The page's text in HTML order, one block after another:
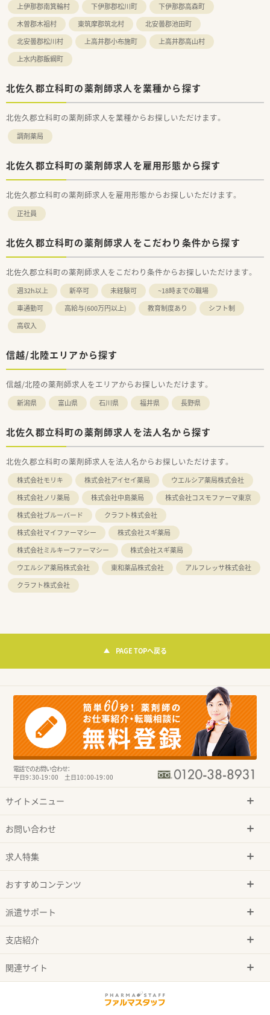
上伊那郡南箕輪村
下伊那郡松川町
下伊那郡高森町
木曽郡木祖村
東筑摩郡筑北村
北安曇郡池田町
北安曇郡松川村
上高井郡小布施町
上高井郡高山村
上水内郡飯綱町
北佐久郡立科町の薬剤師求人を業種から探す
北佐久郡立科町の薬剤師求人を業種からお探しいただけます。
調剤薬局
北佐久郡立科町の薬剤師求人を雇用形態から探す
北佐久郡立科町の薬剤師求人を雇用形態からお探しいただけます。
正社員
北佐久郡立科町の薬剤師求人をこだわり条件から探す
北佐久郡立科町の薬剤師求人をこだわり条件からお探しいただけます。
週32h以上 新卒可 未経験可
~18時までの職場
車通勤可
高給与(600万円以上) 教育制度あり
シフト制
高収入
信越/北陸エリアから探す
信越/北陸の薬剤師求人をエリアからお探しいただけます。
新潟県 富山県 石川県 福井県 長野県
北佐久郡立科町の薬剤師求人を法人名から探す
北佐久郡立科町の薬剤師求人を法人名からお探しいただけます。
株式会社モリキ 株式会社アイセイ薬局
ウエルシア薬局株式会社
株式会社ノリ薬局
株式会社中島薬局
株式会社コスモファーマ東京
株式会社ブルーバード
クラフト株式会社
株式会社マイファーマシー
株式会社スギ薬局
株式会社ミルキーファーマシー
株式会社スギ薬局
ウエルシア薬局株式会社
東和薬品株式会社
アルフレッサ株式会社
クラフト株式会社
PAGE TOPへ戻る
電話でのお問い合わせ：
平日9：30-19：00 土日10：00-19：00
サイトメニュー
お問い合わせ
求人特集
おすすめコンテンツ
派遣サポート
支店紹介
関連サイト